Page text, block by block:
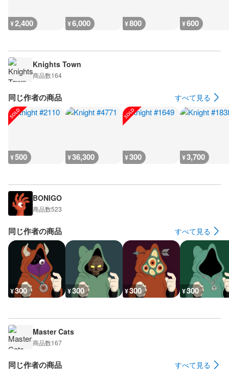
¥2,400 ¥6,000 ¥800 ¥600
Knights Town
商品数164
同じ作者の商品 すべて見る
¥500 ¥36,300 ¥300 ¥3,700
BONIGO
商品数523
同じ作者の商品 すべて見る
¥300 ¥300 ¥300 ¥300
Master Cats
商品数167
同じ作者の商品 すべて見る